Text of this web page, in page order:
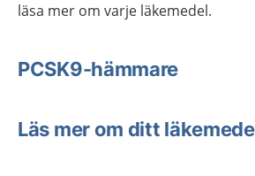
läsa mer om varje läkemedel.
PCSK9-hämmare
Läs mer om ditt